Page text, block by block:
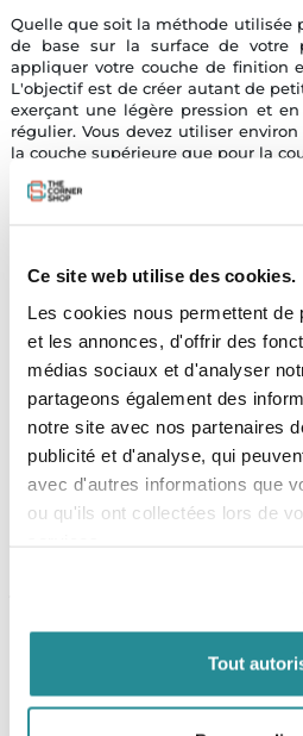
Ce site web utilise des cookies.
Les cookies nous permettent de
et les annonces, d'offrir des
médias sociaux et d'analyser
partageons également des
notre site avec nos partenaires
publicité et d'analyse, qui
avec d'autres informations que
ou qu'ils ont collectées lors de
Tout
Quelle que soit la méthode utilisée
de base sur la surface de votre
appliquer votre couche de finition
L'objectif est de créer autant de
exerçant une légère pression et
régulier. Vous devez utiliser
la couche supérieure que pour la
Pour ajouter un peu plus
rendre les choses plus
ancienne à nouveau collante.
Astuce
jusqu'aux genoux et frottez une